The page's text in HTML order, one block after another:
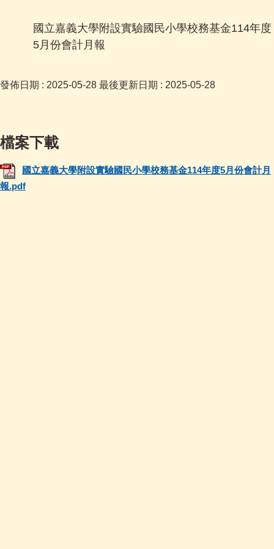
國立嘉義大學附設實驗國民小學校務基金114年度
5月份會計月報
發佈日期 : 2025-05-28 最後更新日期 : 2025-05-28
國立嘉義大學附設實驗國民小學校務基金114年度5月份會計月
報.pdf